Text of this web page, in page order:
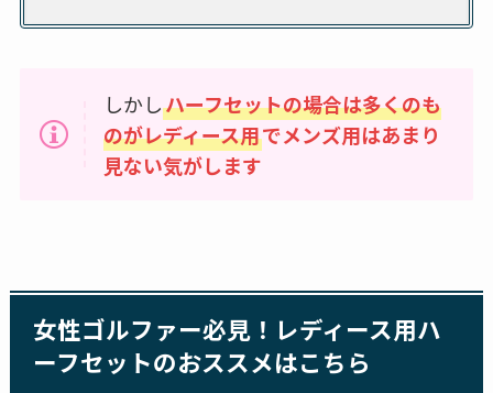
しかしハーフセットの場合は多くのも
のがレディース用でメンズ用はあまり
見ない気がします
女性ゴルファー必見！レディース用ハ
ーフセットのおススメはこちら